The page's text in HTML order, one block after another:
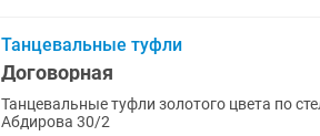
Танцевальные туфли
Договорная
Танцевальные туфли золотого цвета по
Абдирова 30/2